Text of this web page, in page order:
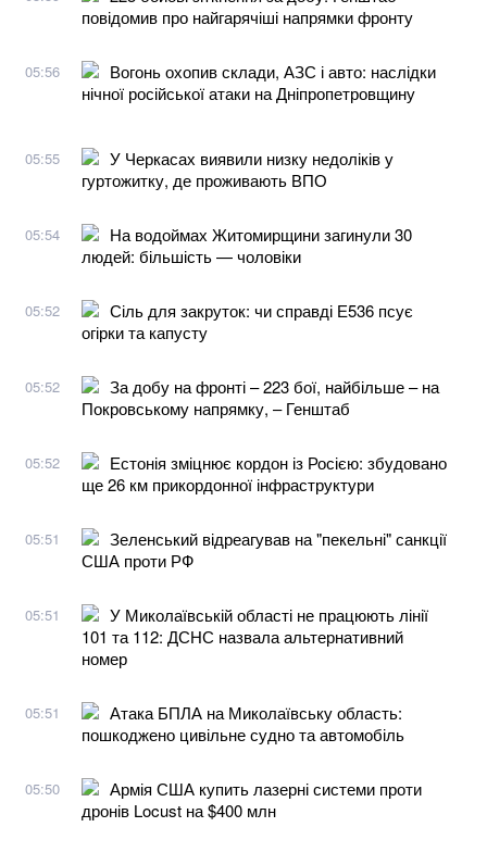
повідомив про найгарячіші напрямки фронту
05:56
Вогонь охопив склади, АЗС і авто: наслідки
нічної російської атаки на Дніпропетровщину
05:55
У Черкасах виявили низку недоліків у
гуртожитку, де проживають ВПО
05:54
На водоймах Житомирщини загинули 30
людей: більшість — чоловіки
05:52
Сіль для закруток: чи справді Е536 псує
огірки та капусту
05:52
За добу на фронті – 223 бої, найбільше – на
Покровському напрямку, – Генштаб
05:52
Естонія зміцнює кордон із Росією: збудовано
ще 26 км прикордонної інфраструктури
05:51
Зеленський відреагував на "пекельні" санкції
США проти РФ
05:51
У Миколаївській області не працюють лінії
101 та 112: ДСНС назвала альтернативний
номер
05:51
Атака БПЛА на Миколаївську область:
пошкоджено цивільне судно та автомобіль
05:50
Армія США купить лазерні системи проти
дронів Locust на $400 млн